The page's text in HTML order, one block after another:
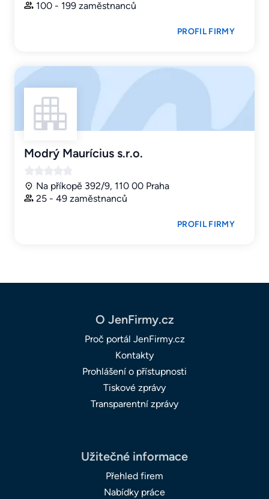
100 - 199 zaměstnanců
PROFIL FIRMY
Modrý Maurícius s.r.o.
Na příkopě 392/9, 110 00 Praha
25 - 49 zaměstnanců
PROFIL FIRMY
O JenFirmy.cz
Proč portál JenFirmy.cz
Kontakty
Prohlášení o přístupnosti
Tiskové zprávy
Transparentní zprávy
Užitečné informace
Přehled firem
Nabídky práce